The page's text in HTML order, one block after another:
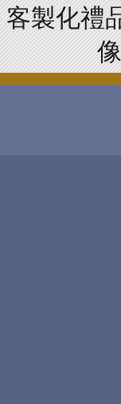
客製化禮